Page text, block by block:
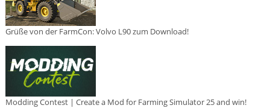
Grüße von der FarmCon: Volvo L90 zum Download!
Modding Contest | Create a Mod for Farming Simulator 25 and win!